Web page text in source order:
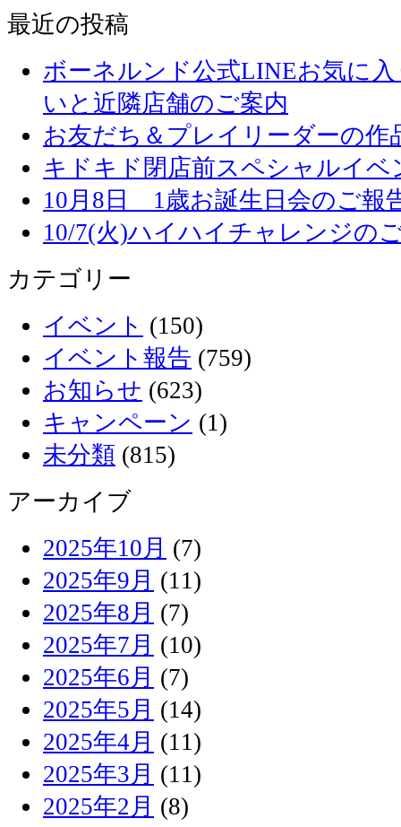
最近の投稿
ボーネルンド公式LINEお気に
いと近隣店舗のご案内
お友だち＆プレイリーダーの作
キドキド閉店前スペシャルイベ
10月8日 1歳お誕生日会のご報
10/7(火)ハイハイチャレンジの
カテゴリー
イベント (150)
イベント報告 (759)
お知らせ (623)
キャンペーン (1)
未分類 (815)
アーカイブ
2025年10月 (7)
2025年9月 (11)
2025年8月 (7)
2025年7月 (10)
2025年6月 (7)
2025年5月 (14)
2025年4月 (11)
2025年3月 (11)
2025年2月 (8)